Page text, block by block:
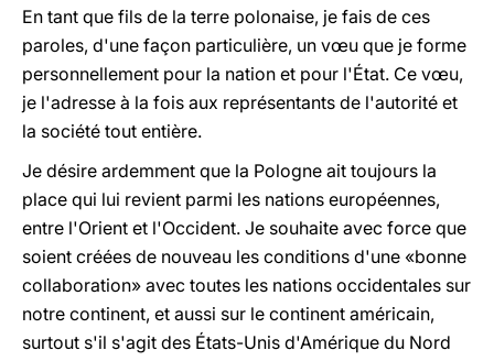
En tant que fils de la terre polonaise, je fais de ces
paroles, d'une façon particulière, un vœu que je forme
personnellement pour la nation et pour l'État. Ce vœu,
je l'adresse à la fois aux représentants de l'autorité et
la société tout entière.
Je désire ardemment que la Pologne ait toujours la
place qui lui revient parmi les nations européennes,
entre l'Orient et l'Occident. Je souhaite avec force que
soient créées de nouveau les conditions d'une «bonne
collaboration» avec toutes les nations occidentales sur
notre continent, et aussi sur le continent américain,
surtout s'il s'agit des États-Unis d'Amérique du Nord